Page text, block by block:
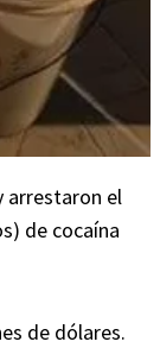
arrestaron el
de cocaína
de dólares.